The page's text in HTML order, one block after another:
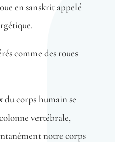
en sanskrit appelé
comme des roues
du corps humain se
vertébrale,
notre corps